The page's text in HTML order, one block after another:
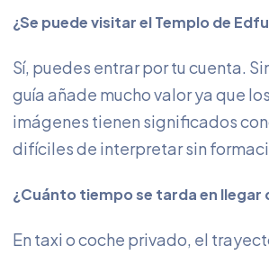
¿Se puede visitar el Templo de
Sí, puedes entrar por tu cuenta.
guía añade mucho valor ya que
imágenes tienen significados
difíciles de interpretar sin
¿Cuánto tiempo se tarda en llegar
En taxi o coche privado, el